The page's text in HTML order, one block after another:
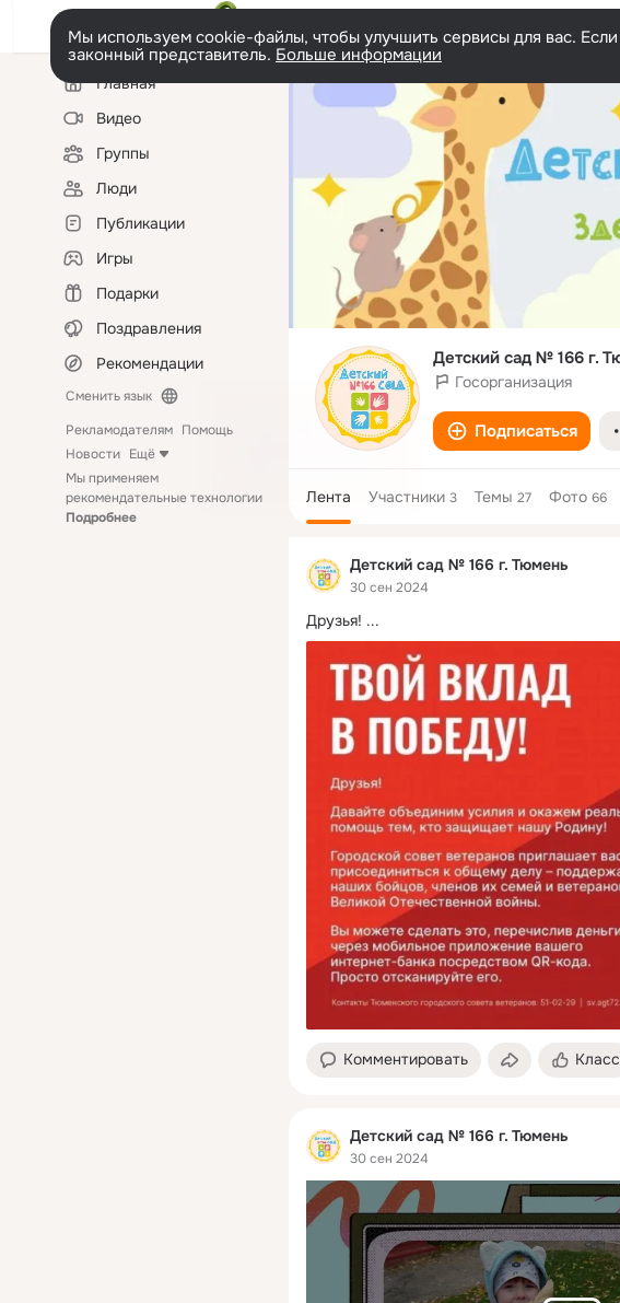
Мы используем cookie-файлы, чтобы улучшить сервисы для вас.
законный представитель. Больше информации
Левая
колонкаГлавная
Видео
Группы
Люди
Публикации
Игры
Подарки
Поздравления
Рекомендации
Сменить язык
Рекламодателям Помощь
Новости Ещё
Мы применяем
рекомендательные технологии
Подробнее
Детский сад № 166 г.
Госорганизация
Подписаться
Лента Участники 3 Темы 27 Фото 66
Детский сад № 166 г. Тюмень
30 сен 2024
Друзья! ...
Комментировать Класс
Детский сад № 166 г. Тюмень
30 сен 2024